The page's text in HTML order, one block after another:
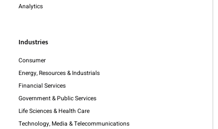
Analytics
Industries
Consumer
Energy, Resources & Industrials
Financial Services
Government & Public Services
Life Sciences & Health Care
Technology, Media & Telecommunications